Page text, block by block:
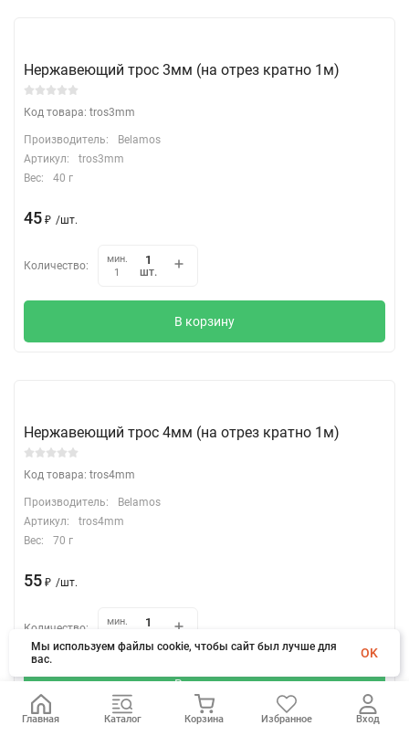
Нержавеющий трос 3мм (на отрез кратно 1м)
Код товара: tros3mm
Производитель:
Belamos
Артикул:
tros3mm
Вес:
40 г
45 ₽ /шт.
Количество:
мин.
1
шт.
В корзину
Нержавеющий трос 4мм (на отрез кратно 1м)
Код товара: tros4mm
Производитель:
Belamos
Артикул:
tros4mm
Вес:
70 г
55 ₽ /шт.
Количество:
мин.
В корзину
Главная Каталог Корзина Избранное Вход
Мы используем файлы cookie, чтобы сайт был лучше для
вас.
OK